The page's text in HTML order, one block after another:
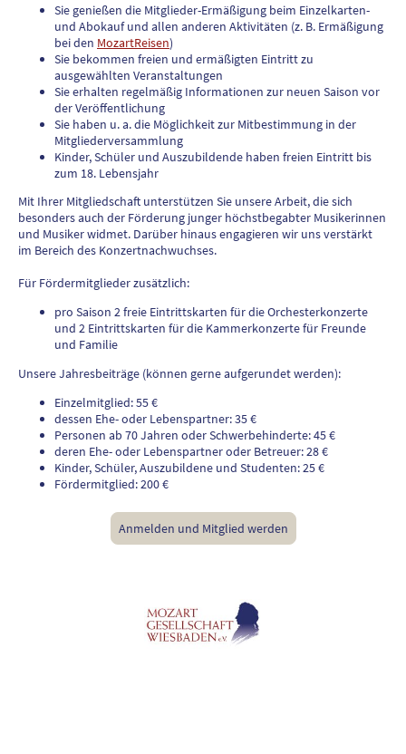
Sie genießen die Mitglieder-Ermäßigung beim Einzelkarten-
und Abokauf und allen anderen Aktivitäten (z. B. Ermäßigung
bei den MozartReisen)
Sie bekommen freien und ermäßigten Eintritt zu
ausgewählten Veranstaltungen
Sie erhalten regelmäßig Informationen zur neuen Saison vor
der Veröffentlichung
Sie haben u. a. die Möglichkeit zur Mitbestimmung in der
Mitgliederversammlung
Kinder, Schüler und Auszubildende haben freien Eintritt bis
zum 18. Lebensjahr
Mit Ihrer Mitgliedschaft unterstützen Sie unsere Arbeit, die sich
besonders auch der Förderung junger höchstbegabter Musikerinnen
und Musiker widmet. Darüber hinaus engagieren wir uns verstärkt
im Bereich des Konzertnachwuchses.
Für Fördermitglieder zusätzlich:
pro Saison 2 freie Eintrittskarten für die Orchesterkonzerte
und 2 Eintrittskarten für die Kammerkonzerte für Freunde
und Familie
Unsere Jahresbeiträge (können gerne aufgerundet werden):
Einzelmitglied: 55 €
dessen Ehe- oder Lebenspartner: 35 €
Personen ab 70 Jahren oder Schwerbehinderte: 45 €
deren Ehe- oder Lebenspartner oder Betreuer: 28 €
Kinder, Schüler, Auszubildene und Studenten: 25 €
Fördermitglied: 200 €
Anmelden und Mitglied werden